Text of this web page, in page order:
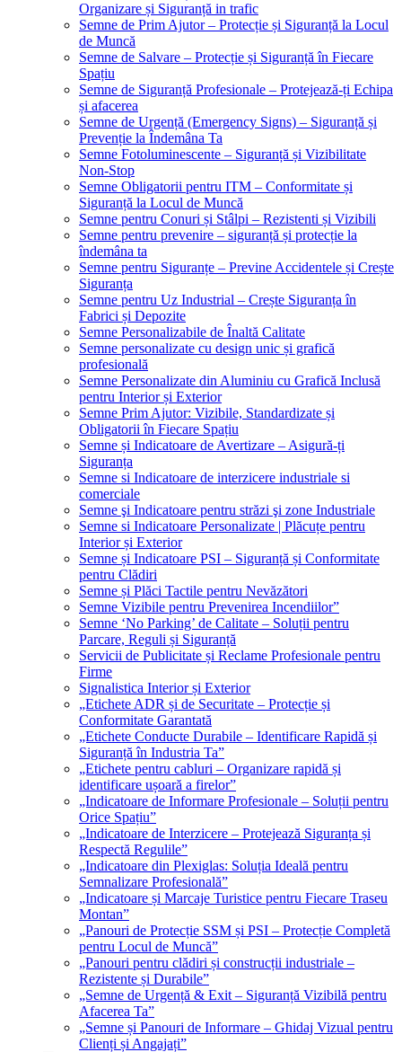
Organizare și Siguranță in trafic
Semne de Prim Ajutor – Protecție și Siguranță la Locul
de Muncă
Semne de Salvare – Protecție și Siguranță în Fiecare
Spațiu
Semne de Siguranță Profesionale – Protejează-ți Echipa
și afacerea
Semne de Urgență (Emergency Signs) – Siguranță și
Prevenție la Îndemâna Ta
Semne Fotoluminescente – Siguranță și Vizibilitate
Non-Stop
Semne Obligatorii pentru ITM – Conformitate și
Siguranță la Locul de Muncă
Semne pentru Conuri și Stâlpi – Rezistenti și Vizibili
Semne pentru prevenire – siguranță și protecție la
îndemâna ta
Semne pentru Siguranțe – Previne Accidentele și Crește
Siguranța
Semne pentru Uz Industrial – Crește Siguranța în
Fabrici și Depozite
Semne Personalizabile de Înaltă Calitate
Semne personalizate cu design unic și grafică
profesională
Semne Personalizate din Aluminiu cu Grafică Inclusă
pentru Interior și Exterior
Semne Prim Ajutor: Vizibile, Standardizate și
Obligatorii în Fiecare Spațiu
Semne și Indicatoare de Avertizare – Asigură-ți
Siguranța
Semne si Indicatoare de interzicere industriale si
comerciale
Semne şi Indicatoare pentru străzi şi zone Industriale
Semne si Indicatoare Personalizate | Plăcuțe pentru
Interior și Exterior
Semne și Indicatoare PSI – Siguranță și Conformitate
pentru Clădiri
Semne și Plăci Tactile pentru Nevăzători
Semne Vizibile pentru Prevenirea Incendiilor”
Semne ‘No Parking’ de Calitate – Soluții pentru
Parcare, Reguli și Siguranță
Servicii de Publicitate și Reclame Profesionale pentru
Firme
Signalistica Interior și Exterior
„Etichete ADR și de Securitate – Protecție și
Conformitate Garantată
„Etichete Conducte Durabile – Identificare Rapidă și
Siguranță în Industria Ta”
„Etichete pentru cabluri – Organizare rapidă și
identificare ușoară a firelor”
„Indicatoare de Informare Profesionale – Soluții pentru
Orice Spațiu”
„Indicatoare de Interzicere – Protejează Siguranța și
Respectă Regulile”
„Indicatoare din Plexiglas: Soluția Ideală pentru
Semnalizare Profesională”
„Indicatoare și Marcaje Turistice pentru Fiecare Traseu
Montan”
„Panouri de Protecție SSM și PSI – Protecție Completă
pentru Locul de Muncă”
„Panouri pentru clădiri și construcții industriale –
Rezistente și Durabile”
„Semne de Urgență & Exit – Siguranță Vizibilă pentru
Afacerea Ta”
„Semne și Panouri de Informare – Ghidaj Vizual pentru
Clienți și Angajați”